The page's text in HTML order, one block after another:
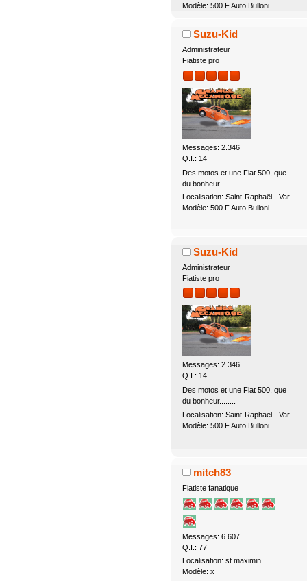
Modèle: 500 F Auto Bulloni
Suzu-Kid
Administrateur
Fiatiste pro
Messages: 2.346
Q.I.: 14
Des motos et une Fiat 500, que
du bonheur........
Localisation: Saint-Raphaël - Var
Modèle: 500 F Auto Bulloni
Suzu-Kid
Administrateur
Fiatiste pro
Messages: 2.346
Q.I.: 14
Des motos et une Fiat 500, que
du bonheur........
Localisation: Saint-Raphaël - Var
Modèle: 500 F Auto Bulloni
mitch83
Fiatiste fanatique
Messages: 6.607
Q.I.: 77
Localisation: st maximin
Modèle: x